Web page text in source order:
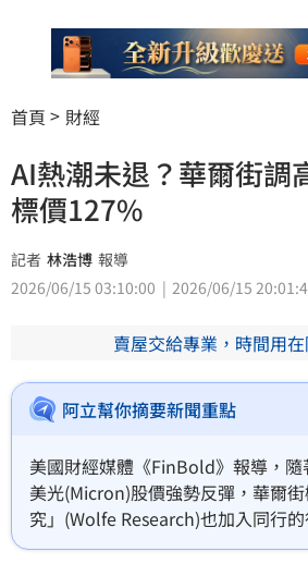
首頁 財經
AI熱潮未退？華爾街調
標價127%
記者 林浩博 報導
2026/06/15 03:10:00
2026/06/15
賣屋交給專業，時間用
阿立幫你摘要新聞重點
美國財經媒體《FinBold》報導，
美光(Micron)股價強勢反彈，華爾
究」(Wolfe Research)也加入同行
美光的12個月目標價。